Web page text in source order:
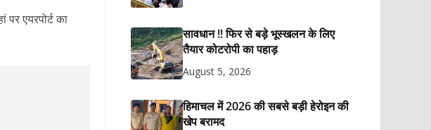
एयरपोर्ट का
सावधान !! फिर से बड़े भूस्खलन के लिए
तैयार कोटरोपी का पहाड़
August 5, 2026
हिमाचल में 2026 की सबसे बड़ी हेरोइन की
खेप बरामद